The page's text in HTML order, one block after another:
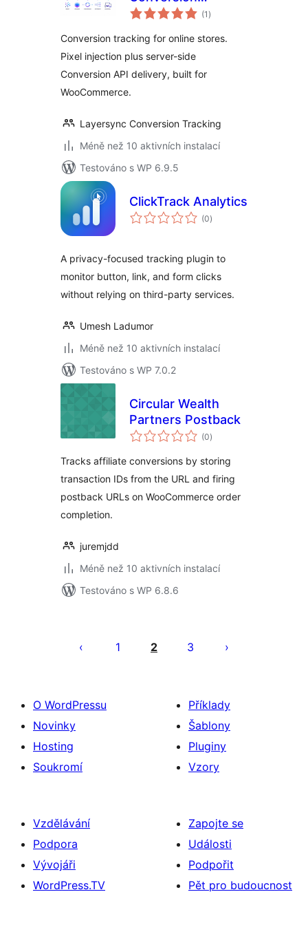
Tracking, Pixel
Server-Side API
(1 celkové
hodnocení
)
Conversion tracking for online stores.
Pixel injection plus server-side
Conversion API delivery, built for
WooCommerce.
Layersync Conversion Tracking
Méně než 10 aktivních instalací
Testováno s WP 6.9.5
ClickTrack Analytics
(0celkové
hodnocení
)
A privacy-focused tracking plugin to
monitor button, link, and form clicks
without relying on third-party services.
Umesh Ladumor
Méně než 10 aktivních instalací
Testováno s WP 7.0.2
Circular Wealth
Partners Postback
(0celkové
hodnocení
)
Tracks affiliate conversions by storing
transaction IDs from the URL and firing
postback URLs on WooCommerce order
completion.
juremjdd
Méně než 10 aktivních instalací
Testováno s WP 6.8.6
příspěvků
1 2 3
O WordPressu
Novinky
Hosting
Soukromí
Příklady
Šablony
Pluginy
Vzory
Vzdělávání
Podpora
Vývojáři
WordPress.TV
Zapojte se
Události
Podpořit
Pět pro budoucnost